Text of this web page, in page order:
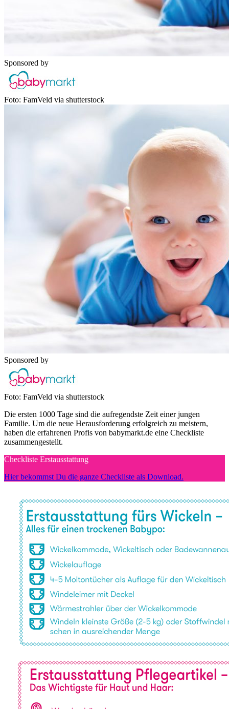
Sponsored by
Foto: FamVeld via shutterstock
Sponsored by
Foto: FamVeld via shutterstock
Die ersten 1000 Tage sind die aufregendste Zeit einer jungen
Familie. Um die neue Herausforderung erfolgreich zu meistern,
haben die erfahrenen Profis von babymarkt.de eine Checkliste
zusammengestellt.
Checkliste Erstausstattung
Hier bekommst Du die ganze Checkliste als Download.